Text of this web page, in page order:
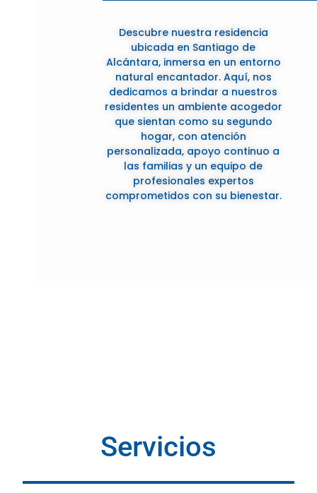
Descubre nuestra residencia
ubicada en Santiago de
Alcántara, inmersa en un entorno
natural encantador. Aquí, nos
dedicamos a brindar a nuestros
residentes un ambiente acogedor
que sientan como su segundo
hogar, con atención
personalizada, apoyo continuo a
las familias y un equipo de
profesionales expertos
comprometidos con su bienestar.
Servicios